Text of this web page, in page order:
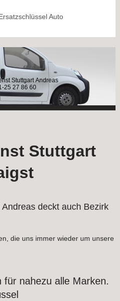
Auto
Stuttgart Andreas
25 27 86 60
Stuttgart
deckt auch Bezirk
die uns immer wieder um unsere
für nahezu alle Marken.